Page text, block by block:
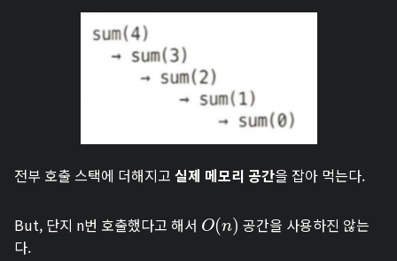
전부 호출 스택에 더해지고 실제 메모리 공간을 잡아 먹는다.
But, 단지 n번 호출했다고 해서 O(n)
O(n)
공간을 사용하진 않는
다.